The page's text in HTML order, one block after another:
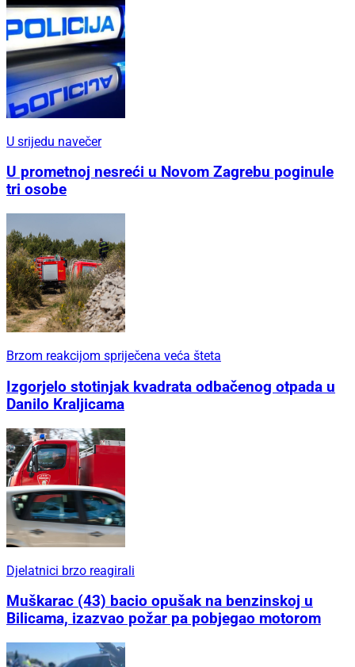
U srijedu navečer
U prometnoj nesreći u Novom Zagrebu poginule
tri osobe
Brzom reakcijom spriječena veća šteta
Izgorjelo stotinjak kvadrata odbačenog otpada u
Danilo Kraljicama
Djelatnici brzo reagirali
Muškarac (43) bacio opušak na benzinskoj u
Bilicama, izazvao požar pa pobjegao motorom